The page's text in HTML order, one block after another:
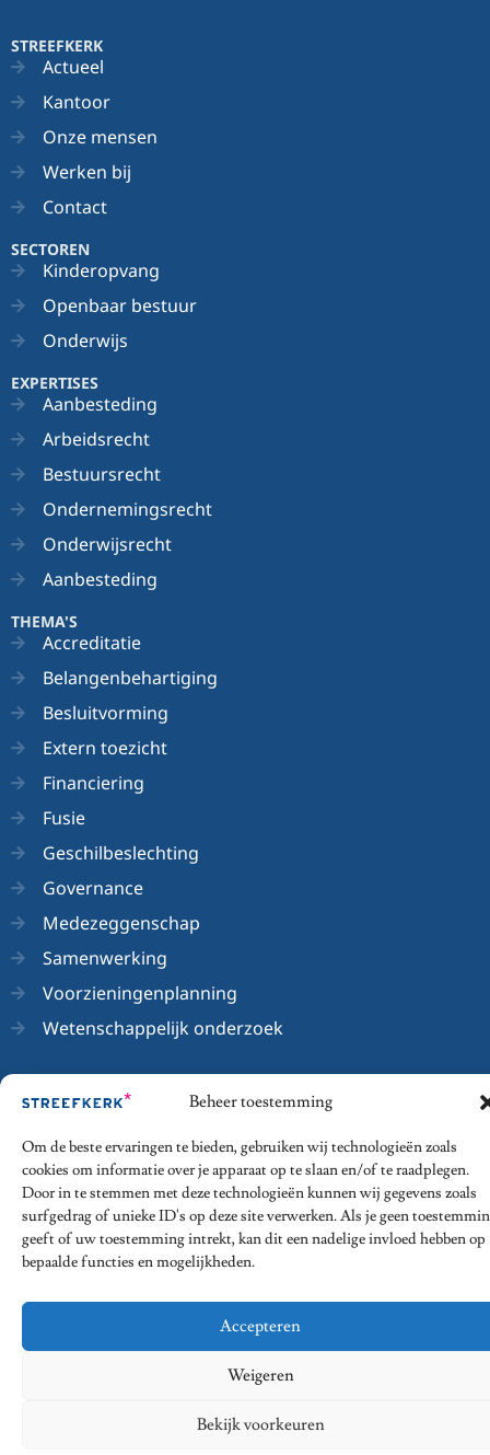
Beheer toestemming
Om de beste ervaringen te bieden, gebruiken wij technologieën zoals
cookies om informatie over je apparaat op te slaan en/of te raadplegen.
Door in te stemmen met deze technologieën kunnen wij gegevens zoals
surfgedrag of unieke ID's op deze site verwerken. Als je geen
geeft of uw toestemming intrekt, kan dit een nadelige invloed hebben op
bepaalde functies en mogelijkheden.
Accepteren
Weigeren
Bekijk voorkeuren
STREEFKERK
Actueel
Kantoor
Onze mensen
Werken bij
Contact
SECTOREN
Kinderopvang
Openbaar bestuur
Onderwijs
EXPERTISES
Aanbesteding
Arbeidsrecht
Bestuursrecht
Ondernemingsrecht
Onderwijsrecht
Aanbesteding
THEMA'S
Accreditatie
Belangenbehartiging
Besluitvorming
Extern toezicht
Financiering
Fusie
Geschilbeslechting
Governance
Medezeggenschap
Samenwerking
Voorzieningenplanning
Wetenschappelijk onderzoek
© 2026 - Streefkerk Onderwijsrecht
Privacy Statement
Algemene voorwaarden
Disclaimer
Klachtenregeling